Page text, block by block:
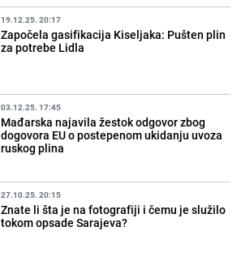
19.12.25. 20:17
Započela gasifikacija Kiseljaka: Pušten plin
za potrebe Lidla
03.12.25. 17:45
Mađarska najavila žestok odgovor zbog
dogovora EU o postepenom ukidanju uvoza
ruskog plina
27.10.25. 20:15
Znate li šta je na fotografiji i čemu je služilo
tokom opsade Sarajeva?